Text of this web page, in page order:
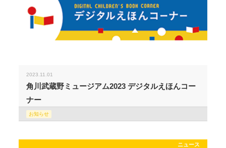
2023.11.01
角川武蔵野ミュージアム2023 デジタルえほんコー
ナー
お知らせ
ニュース